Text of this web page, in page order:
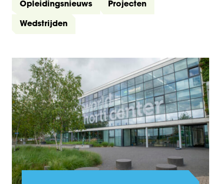
Opleidingsnieuws Projecten
Wedstrijden